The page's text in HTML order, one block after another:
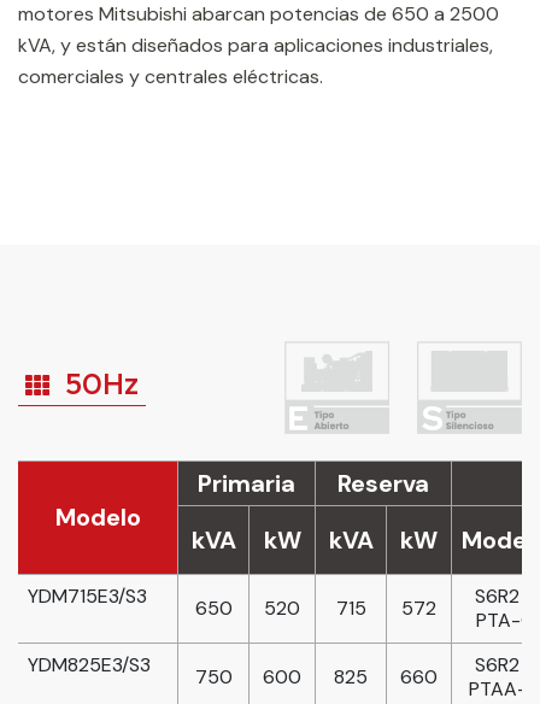
motores Mitsubishi abarcan potencias de 650 a 2500
kVA, y están diseñados para aplicaciones industriales,
comerciales y centrales eléctricas.
50Hz
Modelo
Primaria Reserva
kVA
kW kVA kW
YDM715E3/S3 650 520 715 572
S6R2 -
PTA-C
YDM825E3/S3
750 600 825 660
S6R2 -
PTAA-C